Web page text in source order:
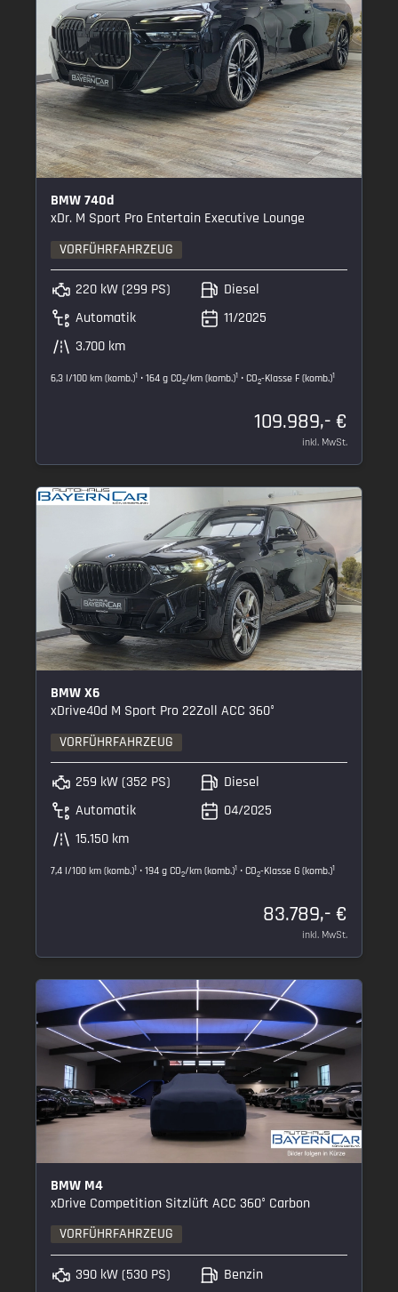
BMW 740d
xDr. M Sport Pro Entertain Executive Lounge
VORFÜHRFAHRZEUG
220 kW (299 PS)
Automatik
3.700 km
Diesel
11/2025
6,3 l/100 km (komb.)1 • 164 g CO2/km (komb.)1 • CO2-Klasse F (komb.)1
109.989,- €
inkl. MwSt.
BMW X6
xDrive40d M Sport Pro 22Zoll ACC 360°
VORFÜHRFAHRZEUG
259 kW (352 PS)
Automatik
15.150 km
Diesel
04/2025
7,4 l/100 km (komb.)1 • 194 g CO2/km (komb.)1 • CO2-Klasse G (komb.)1
83.789,- €
inkl. MwSt.
BMW M4
xDrive Competition Sitzlüft ACC 360° Carbon
VORFÜHRFAHRZEUG
390 kW (530 PS)
Benzin